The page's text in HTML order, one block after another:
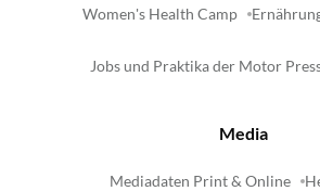
Women's Health Camp
Jobs und Praktika der Motor
Media
Mediadaten Print & Online